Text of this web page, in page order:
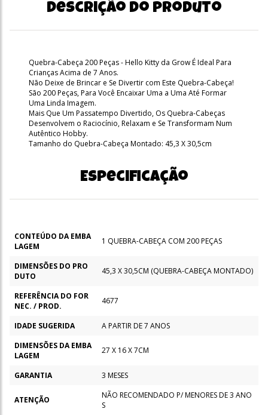
Descrição do produto
Quebra-Cabeça 200 Peças - Hello Kitty da Grow É Ideal Para
Crianças Acima de 7 Anos.
Não Deixe de Brincar e Se Divertir com Este Quebra-Cabeça!
São 200 Peças, Para Você Encaixar Uma a Uma Até Formar
Uma Linda Imagem.
Mais Que Um Passatempo Divertido, Os Quebra-Cabeças
Desenvolvem o Raciocínio, Relaxam e Se Transformam Num
Autêntico Hobby.
Tamanho do Quebra-Cabeça Montado: 45,3 X 30,5cm
Especificação
CONTEÚDO DA EMBA
LAGEM
1 QUEBRA-CABEÇA COM 200 PEÇAS
DIMENSÕES DO PRO
DUTO
45,3 X 30,5CM (QUEBRA-CABEÇA MONTADO)
REFERÊNCIA DO FOR
NEC. / PROD.
4677
IDADE SUGERIDA
A PARTIR DE 7 ANOS
DIMENSÕES DA EMBA
LAGEM
27 X 16 X 7CM
GARANTIA 3 MESES
ATENÇÃO
NÃO RECOMENDADO P/ MENORES DE 3 ANO
S